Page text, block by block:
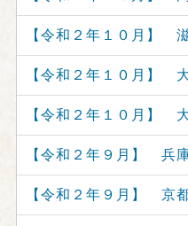
【令和２年１０月】
【令和２年１０月】
【令和２年１０月】
【令和２年９月】 兵
【令和２年９月】 京